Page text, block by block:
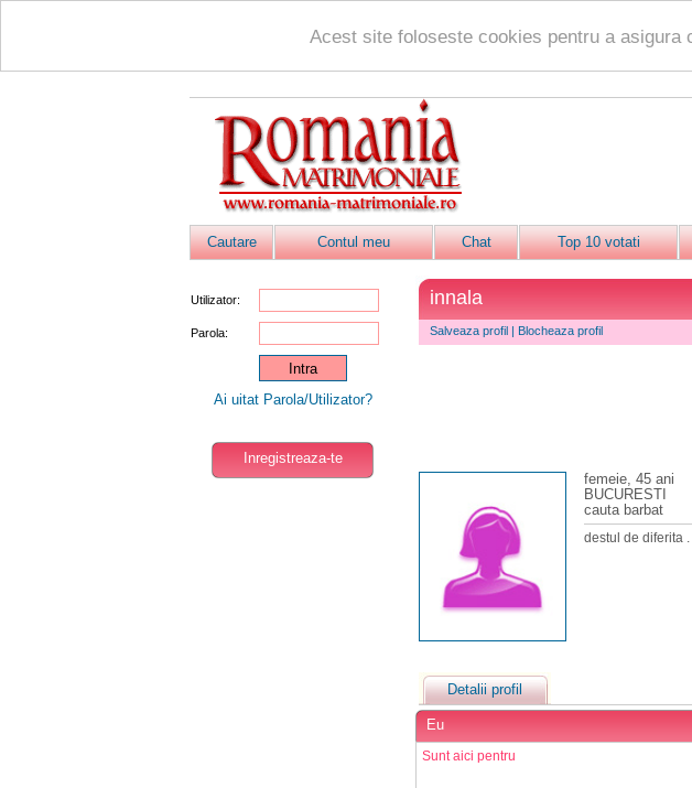
Acest site foloseste cookies pentru a asigura
Cautare Contul meu Chat Top 10 votati
Utilizator:
Parola:
Ai uitat Parola/Utilizator?
Inregistreaza-te
innala
Salveaza profil | Blocheaza profil
femeie, 45 ani
BUCURESTI
cauta barbat
destul de diferita
Detalii profil
Eu
Sunt aici pentru